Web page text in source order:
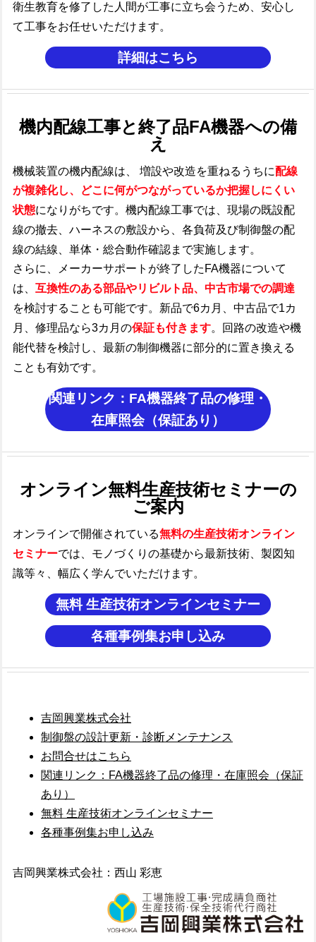
衛生教育を修了した人間が工事に立ち会うため、 安心し
て工事をお任せいただけます。
詳細はこちら
機内配線工事と終了品FA機器への備
え
機械装置の機内配線は、 増設や改造を重ねるうちに配線
が複雑化し、どこに何がつながっているか把握しにくい
状態になりがちです。​ 機内配線工事では、 現場の既設配
線の撤去、ハーネスの敷設から、各負荷及び制御盤の配
線の結線、単体・総合動作確認まで実施します。
さらに、メーカーサポートが終了したFA機器について
は、 互換性のある部品やリビルト品、中古市場での調達
を検討することも可能です。 新品で6カ月、中古品で1カ
月、修理品なら3カ月の保証も付きます。
回路の改造や機
能代替を検討し、最新の制御機器に部分的に置き換える
ことも有効です。
関連リンク：​FA機器終了品の修理・
在庫照会（保証あり）
オンライン無料生産技術セミナーの
ご案内
オンラインで開催されている無料の生産技術オンライン
セミナーでは、モノづくり の基礎から最新技術、製図知
識等々、幅広く学んでいただけます。
無料 生産技術オンラインセミナー
各種事例集お申し込み
吉岡興業株式会社
制御盤の設計更新・診断メンテナンス
お問合せはこちら
関連リンク：FA機器終了品の修理・在庫照会（保証
あり）
無料 生産技術オンラインセミナー
各種事例集お申し込み
吉岡興業株式会社：西山 彩恵